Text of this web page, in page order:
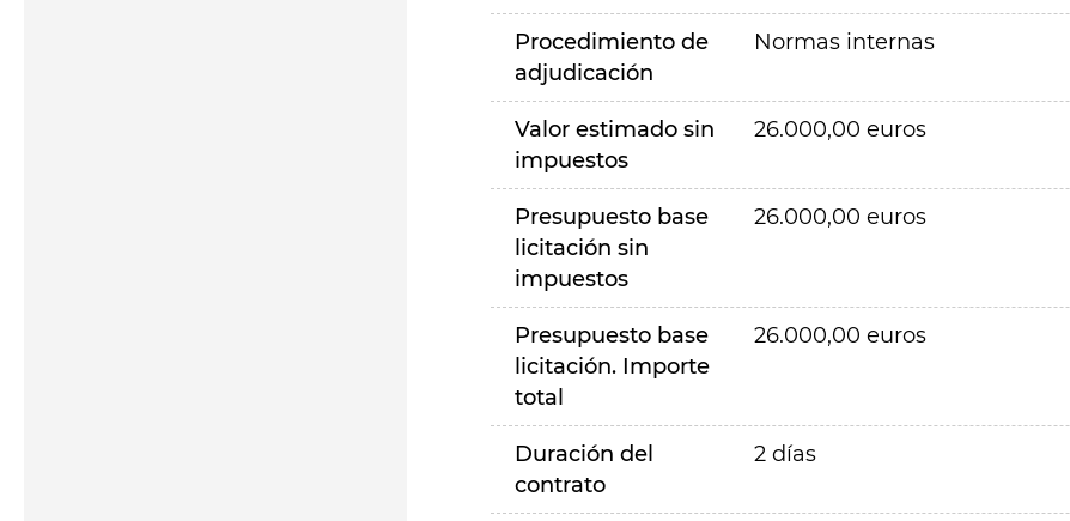
Procedimiento de
adjudicación
Normas internas
Valor estimado sin
impuestos
26.000,00 euros
Presupuesto base
licitación sin
impuestos
26.000,00 euros
Presupuesto base
licitación. Importe
total
26.000,00 euros
Duración del
contrato
2 días